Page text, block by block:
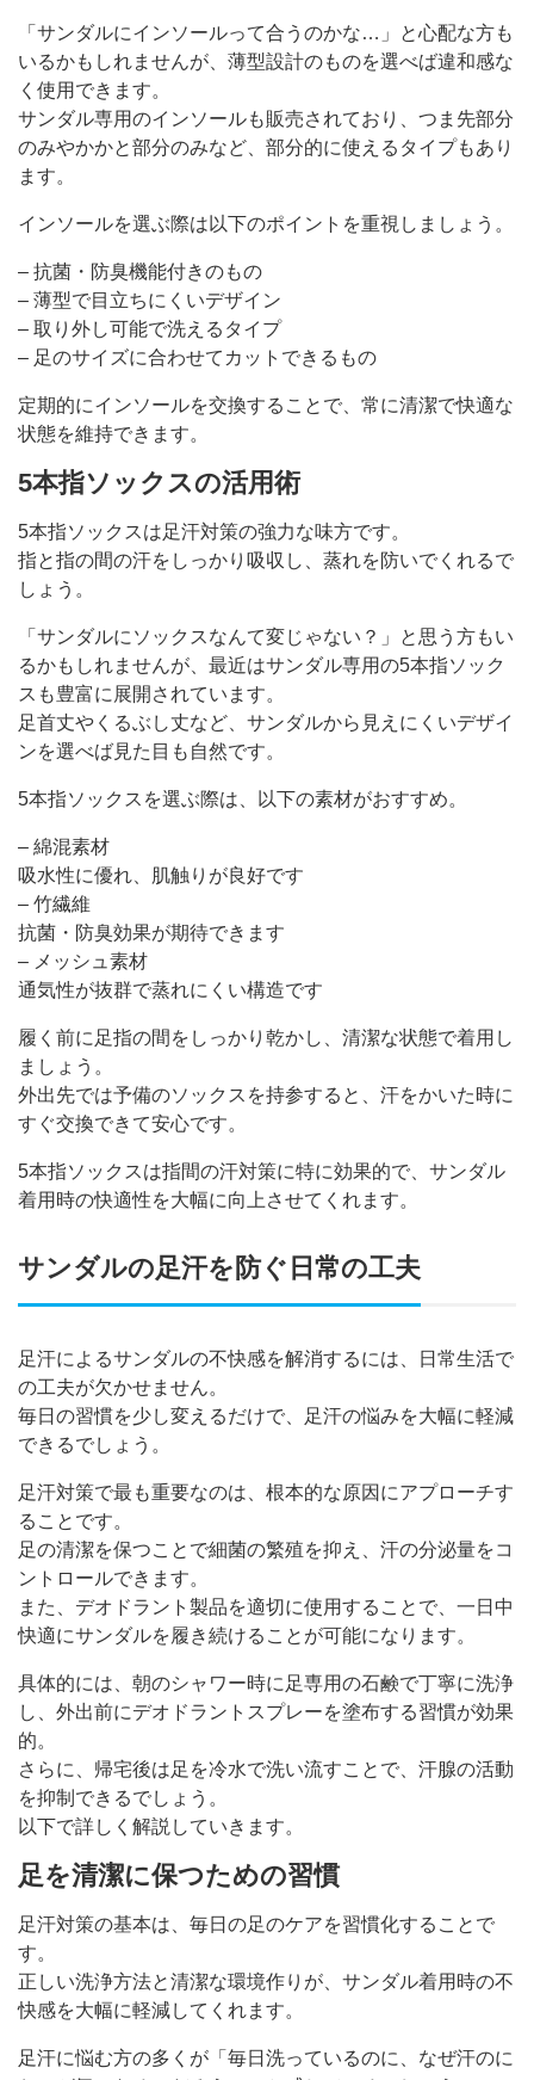
「サンダルにインソールって合うのかな…」と心配な方も
いるかもしれませんが、薄型設計のものを選べば違和感な
く使用できます。
サンダル専用のインソールも販売されており、つま先部分
のみやかかと部分のみなど、部分的に使えるタイプもあり
ます。
インソールを選ぶ際は以下のポイントを重視しましょう。
– 抗菌・防臭機能付きのもの
– 薄型で目立ちにくいデザイン
– 取り外し可能で洗えるタイプ
– 足のサイズに合わせてカットできるもの
定期的にインソールを交換することで、常に清潔で快適な
状態を維持できます。
5本指ソックスの活用術
5本指ソックスは足汗対策の強力な味方です。
指と指の間の汗をしっかり吸収し、蒸れを防いでくれるで
しょう。
「サンダルにソックスなんて変じゃない？」と思う方もい
るかもしれませんが、最近はサンダル専用の5本指ソック
スも豊富に展開されています。
足首丈やくるぶし丈など、サンダルから見えにくいデザイ
ンを選べば見た目も自然です。
5本指ソックスを選ぶ際は、以下の素材がおすすめ。
– 綿混素材
吸水性に優れ、肌触りが良好です
– 竹繊維
抗菌・防臭効果が期待できます
– メッシュ素材
通気性が抜群で蒸れにくい構造です
履く前に足指の間をしっかり乾かし、清潔な状態で着用し
ましょう。
外出先では予備のソックスを持参すると、汗をかいた時に
すぐ交換できて安心です。
5本指ソックスは指間の汗対策に特に効果的で、サンダル
着用時の快適性を大幅に向上させてくれます。
サンダルの足汗を防ぐ日常の工夫
足汗によるサンダルの不快感を解消するには、日常生活で
の工夫が欠かせません。
毎日の習慣を少し変えるだけで、足汗の悩みを大幅に軽減
できるでしょう。
足汗対策で最も重要なのは、根本的な原因にアプローチす
ることです。
足の清潔を保つことで細菌の繁殖を抑え、汗の分泌量をコ
ントロールできます。
また、デオドラント製品を適切に使用することで、一日中
快適にサンダルを履き続けることが可能になります。
具体的には、朝のシャワー時に足専用の石鹸で丁寧に洗浄
し、外出前にデオドラントスプレーを塗布する習慣が効果
的。
さらに、帰宅後は足を冷水で洗い流すことで、汗腺の活動
を抑制できるでしょう。
以下で詳しく解説していきます。
足を清潔に保つための習慣
足汗対策の基本は、毎日の足のケアを習慣化することで
す。
正しい洗浄方法と清潔な環境作りが、サンダル着用時の不
快感を大幅に軽減してくれます。
足汗に悩む方の多くが「毎日洗っているのに、なぜ汗のに